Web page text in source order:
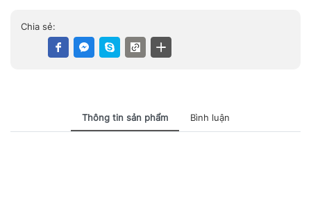
Chia sẻ:
Thông tin sản phẩm Bình luận